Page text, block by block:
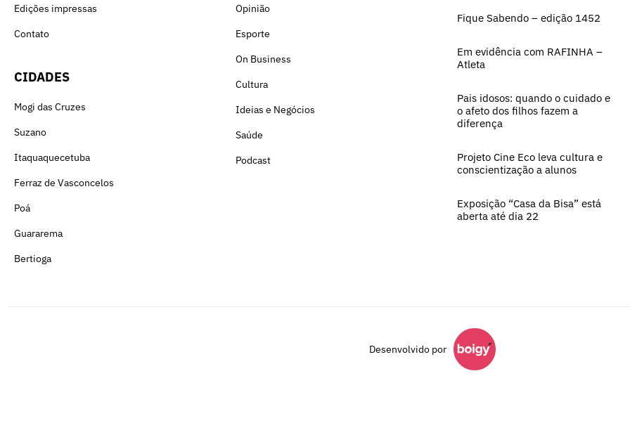
Edições impressas
Contato
CIDADES
Mogi das Cruzes
Suzano
Itaquaquecetuba
Ferraz de Vasconcelos
Poá
Guararema
Bertioga
Opinião
Esporte
On Business
Cultura
Ideias e Negócios
Saúde
Podcast
Fique Sabendo – edição 1452
Em evidência com RAFINHA –
Atleta
Pais idosos: quando o cuidado e
o afeto dos filhos fazem a
diferença
Projeto Cine Eco leva cultura e
conscientização a alunos
Exposição “Casa da Bisa” está
aberta até dia 22
Desenvolvido por